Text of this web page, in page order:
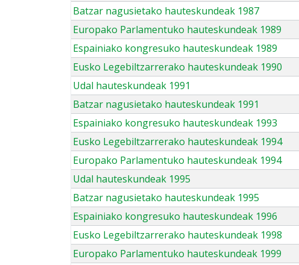
Batzar nagusietako hauteskundeak 1987
Europako Parlamentuko hauteskundeak 1989
Espainiako kongresuko hauteskundeak 1989
Eusko Legebiltzarrerako hauteskundeak 1990
Udal hauteskundeak 1991
Batzar nagusietako hauteskundeak 1991
Espainiako kongresuko hauteskundeak 1993
Eusko Legebiltzarrerako hauteskundeak 1994
Europako Parlamentuko hauteskundeak 1994
Udal hauteskundeak 1995
Batzar nagusietako hauteskundeak 1995
Espainiako kongresuko hauteskundeak 1996
Eusko Legebiltzarrerako hauteskundeak 1998
Europako Parlamentuko hauteskundeak 1999